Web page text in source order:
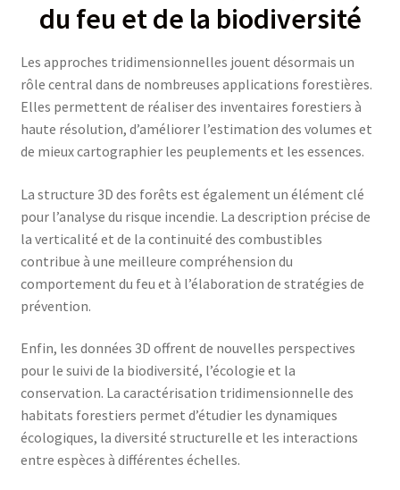
du feu et de la biodiversité
Les approches tridimensionnelles jouent désormais un
rôle central dans de nombreuses applications forestières.
Elles permettent de réaliser des inventaires forestiers à
haute résolution, d’améliorer l’estimation des volumes et
de mieux cartographier les peuplements et les essences.
La structure 3D des forêts est également un élément clé
pour l’analyse du risque incendie. La description précise de
la verticalité et de la continuité des combustibles
contribue à une meilleure compréhension du
comportement du feu et à l’élaboration de stratégies de
prévention.
Enfin, les données 3D offrent de nouvelles perspectives
pour le suivi de la biodiversité, l’écologie et la
conservation. La caractérisation tridimensionnelle des
habitats forestiers permet d’étudier les dynamiques
écologiques, la diversité structurelle et les interactions
entre espèces à différentes échelles.